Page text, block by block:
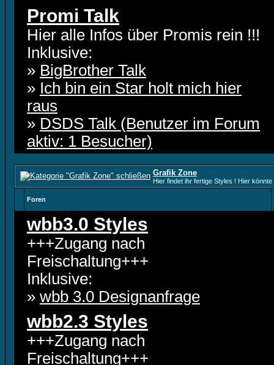
Promi Talk
Hier alle Infos über Promis rein !!!
Inklusive:
» BigBrother Talk
» Ich bin ein Star holt mich hier
raus
» DSDS Talk (Benutzer im Forum
aktiv: 1 Besucher)
Grafik Zone
Hier findet ihr fertige Styles ! Hier
Foren
wbb3.0 Styles
+++Zugang nach
Freischaltung+++
Inklusive:
» wbb 3.0 Designanfrage
wbb2.3 Styles
+++Zugang nach
Freischaltung+++